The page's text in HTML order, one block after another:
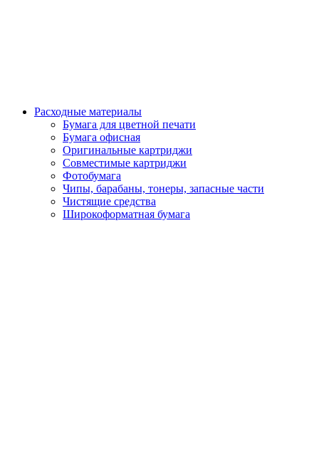
Расходные материалы
Бумага для цветной печати
Бумага офисная
Оригинальные картриджи
Совместимые картриджи
Фотобумага
Чипы, барабаны, тонеры, запасные части
Чистящие средства
Широкоформатная бумага